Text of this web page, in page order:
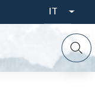
Select
your
IT